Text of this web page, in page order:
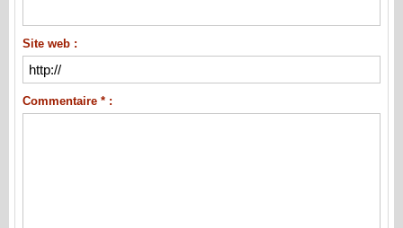
Site web :
Commentaire * :